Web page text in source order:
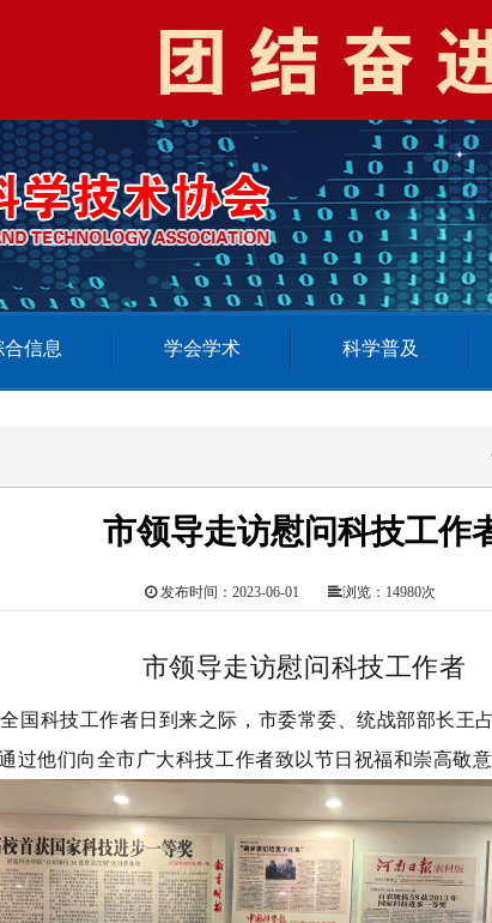
合信息 学会学术 科学普及
市领导走访慰问科技工作
发布时间：2023-06-01 浏览：14980次
市领导走访慰问科技工作者
国科技工作者日到来之际，市委常委、统战部部长王
过他们向全市广大科技工作者致以节日祝福和崇高敬意